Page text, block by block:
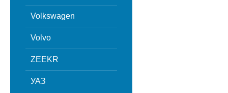
Volkswagen
Volvo
ZEEKR
УАЗ